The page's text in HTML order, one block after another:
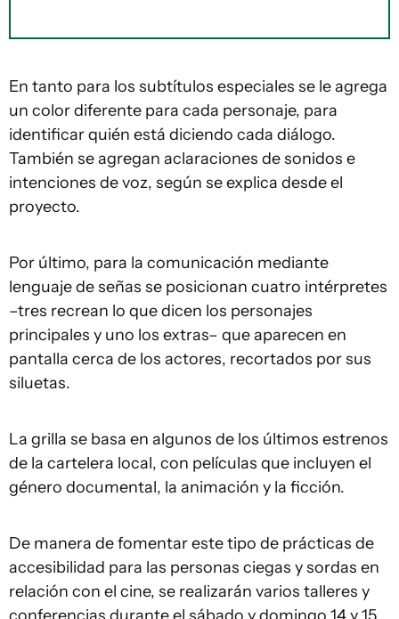
En tanto para los subtítulos especiales se le agrega
un color diferente para cada personaje, para
identificar quién está diciendo cada diálogo.
También se agregan aclaraciones de sonidos e
intenciones de voz, según se explica desde el
proyecto.
Por último, para la comunicación mediante
lenguaje de señas se posicionan cuatro intérpretes
–tres recrean lo que dicen los personajes
principales y uno los extras– que aparecen en
pantalla cerca de los actores, recortados por sus
siluetas.
La grilla se basa en algunos de los últimos estrenos
de la cartelera local, con películas que incluyen el
género documental, la animación y la ficción.
De manera de fomentar este tipo de prácticas de
accesibilidad para las personas ciegas y sordas en
relación con el cine, se realizarán varios talleres y